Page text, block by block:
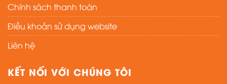
Chính sách thanh toán
Điều khoản sử dụng website
Liên hệ
KẾT NỐI VỚI CHÚNG TÔI